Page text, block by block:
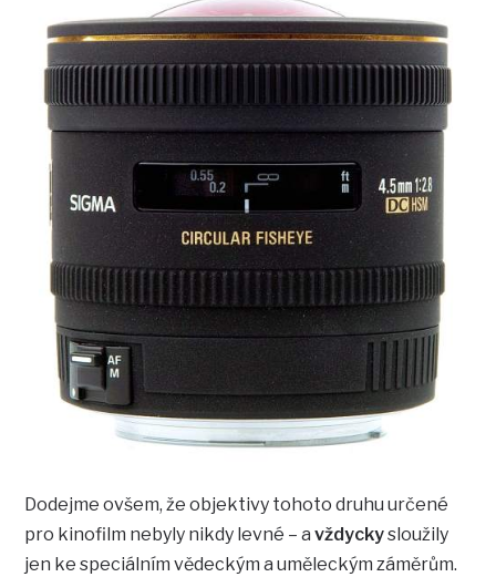
Dodejme ovšem, že objektivy tohoto druhu určené
pro kinofilm nebyly nikdy levné – avždyckysloužily
jen ke speciálním vědeckým a uměleckým záměrům.